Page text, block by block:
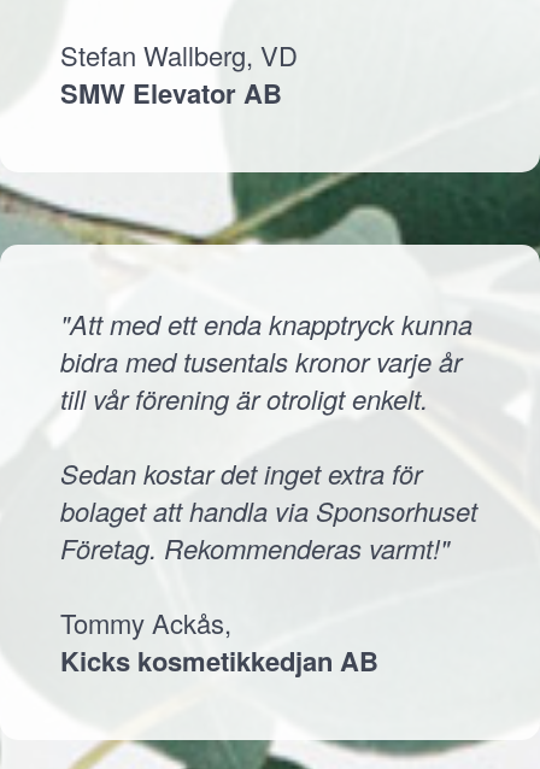
Stefan Wallberg, VD
SMW Elevator AB
"Att med ett enda knapptryck kunna
bidra med tusentals kronor varje år
till vår förening är otroligt enkelt.
Sedan kostar det inget extra för
bolaget att handla via Sponsorhuset
Företag. Rekommenderas varmt!"
Tommy Ackås,
Kicks kosmetikkedjan AB